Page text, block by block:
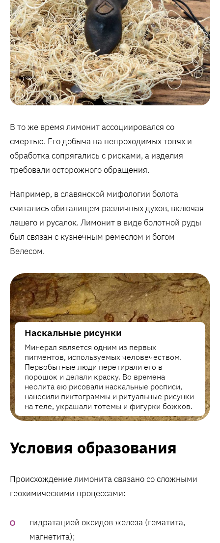
В то же время лимонит ассоциировался со
смертью. Его добыча на непроходимых топях и
обработка сопрягались с рисками, а изделия
требовали осторожного обращения.
Например, в славянской мифологии болота
считались обиталищем различных духов, включая
лешего и русалок. Лимонит в виде болотной руды
был связан с кузнечным ремеслом и богом
Велесом.
Наскальные рисунки
Минерал является одним из первых
пигментов, используемых человечеством.
Первобытные люди перетирали его в
порошок и делали краску. Во времена
неолита ею рисовали наскальные росписи,
наносили пиктограммы и ритуальные рисунки
на теле, украшали тотемы и фигурки божков.
Условия образования
Происхождение лимонита связано со сложными
геохимическими процессами:
гидратацией оксидов железа (гематита,
магнетита);